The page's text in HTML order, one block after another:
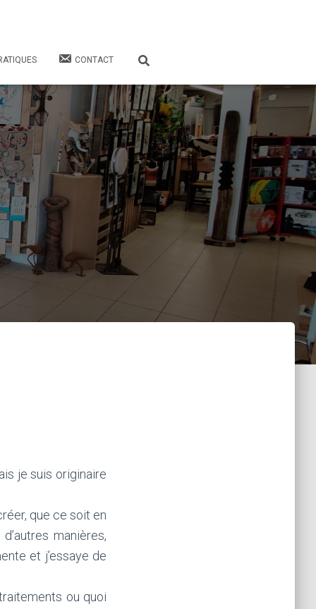
CONTACT
je suis originaire
que ce soit en
manières,
et j’essaye de
ou quoi